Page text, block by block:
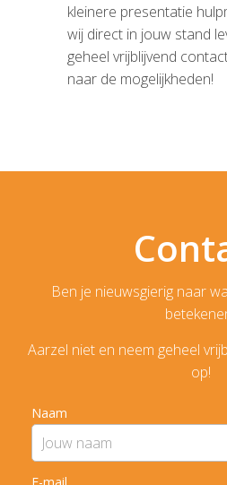
kleinere presentatie
wij direct in jouw stand
geheel vrijblijvend
naar de mogelijkheden!
Ben je nieuwsgierig naar
Aarzel niet en neem geheel
op!
Naam